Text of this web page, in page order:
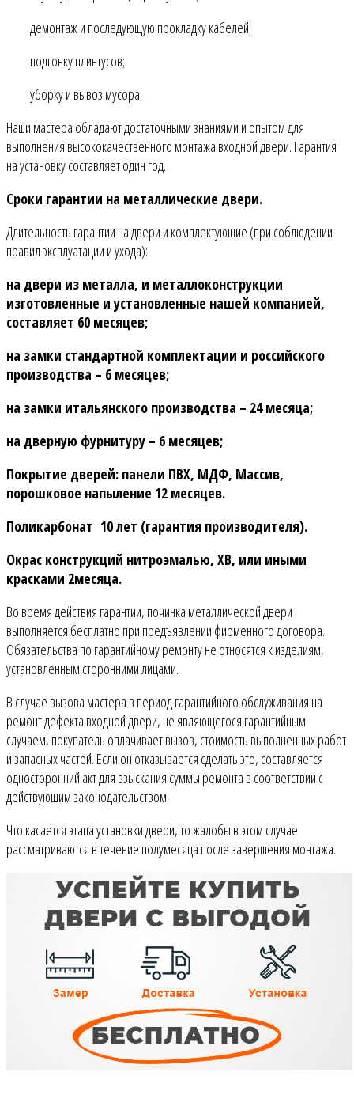
демонтаж и последующую прокладку кабелей;
подгонку плинтусов;
уборку и вывоз мусора.
Наши мастера обладают достаточными знаниями и опытом для
выполнения высококачественного монтажа входной двери. Гарантия
на установку составляет один год.
Сроки гарантии на металлические двери.
Длительность гарантии на двери и комплектующие (при соблюдении
правил эксплуатации и ухода):
на двери из металла, и металлоконструкции
изготовленные и установленные нашей компанией,
составляет 60 месяцев;
на замки стандартной комплектации и российского
производства – 6 месяцев;
на замки итальянского производства – 24 месяца;
на дверную фурнитуру – 6 месяцев;
Покрытие дверей: панели ПВХ, МДФ, Массив,
порошковое напыление 12 месяцев.
Поликарбонат 10 лет (гарантия производителя).
Окрас конструкций нитроэмалью, ХВ, или иными
красками 2месяца.
Во время действия гарантии, починка металлической двери
выполняется бесплатно при предъявлении фирменного договора.
Обязательства по гарантийному ремонту не относятся к изделиям,
установленным сторонними лицами.
В случае вызова мастера в период гарантийного обслуживания на
ремонт дефекта входной двери, не являющегося гарантийным
случаем, покупатель оплачивает вызов, стоимость выполненных работ
и запасных частей. Если он отказывается сделать это, составляется
односторонний акт для взыскания суммы ремонта в соответствии с
действующим законодательством.
Что касается этапа установки двери, то жалобы в этом случае
рассматриваются в течение полумесяца после завершения монтажа.